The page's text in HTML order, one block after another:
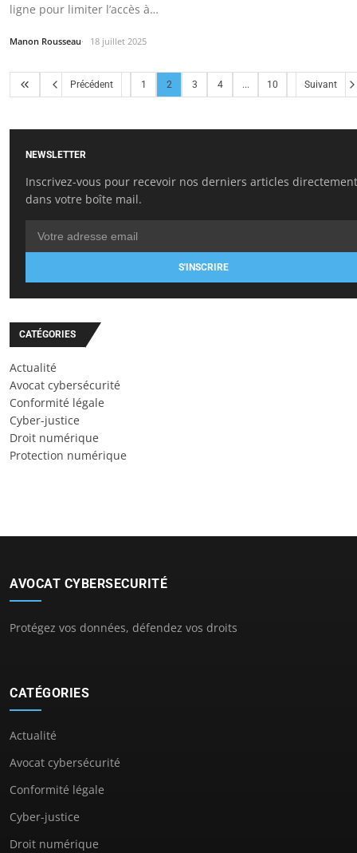
ligne pour limiter l’accès à…
Manon Rousseau 18 juillet 2025
Précédent 1 2 3 4 ... 10 Suivant
NEWSLETTER
Inscrivez-vous pour recevoir nos derniers articles directement
dans votre boîte mail.
S'INSCRIRE
CATÉGORIES
Actualité
Avocat cybersécurité
Conformité légale
Cyber-justice
Droit numérique
Protection numérique
AVOCAT CYBERSECURITÉ
Protégez vos données, défendez vos droits
CATÉGORIES
Actualité
Avocat cybersécurité
Conformité légale
Cyber-justice
Droit numérique